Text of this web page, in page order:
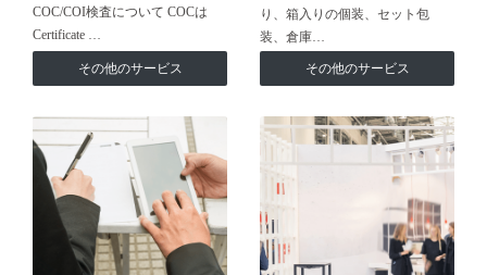
COC/COI検査について COCは
Certificate …
その他のサービス
り、箱入りの個装、セット包
装、倉庫…
その他のサービス